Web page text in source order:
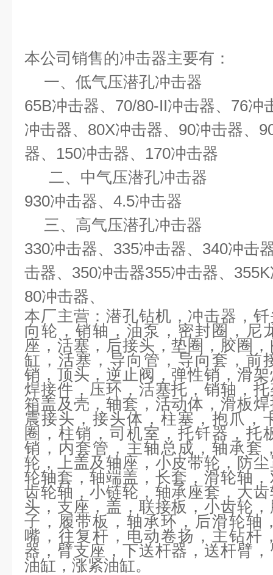
本公司销售的冲击器主要有：
一、低气压潜孔冲击器
65B冲击器、 70/80-II冲击器、 76冲
冲击器、 80X冲击器、 90冲击器、
器、 150冲击器、 170冲击器
二、 中气压潜孔冲击器
930冲击器、 4.5冲击器
三、 高气压潜孔冲击器
330冲击器、 335冲击器、 340冲击
击器、 350冲击器355冲击器、 355K
80冲击器、
本厂主营：潜孔钻机，冲击器，
向轮，销轴，油泵，密封圈，尼
座，活塞，后接头，垫圈，胶圈
缸，活塞，导向管，导向套，前
销，顶头，逆止阀，弹性销，滑
焊接件，压环，活塞托，销轴，
箱盖及壳，轴套，活动体，滑板
震接头，接头体，柱塞，抱爪，
圈，柱销，司机室，托钎器，托
销，内套管，主轴总成，轴承套
轮，上盖及轴座，小皮带轮，防
轮轴套，轴端盖，长套，滑轮轴
齿轮轴，小链轮，轴承座套，大
头，支座，盖，联接板，小齿轮
子，履带板，轴承环，后滑轮轴
嘴，往复杆，电动卷扬，主钻杆
器，臂支座，下送杆器，送杆臂
油缸，涨紧油缸。